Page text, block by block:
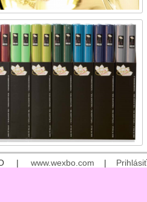
| www.wexbo.com | Prihlásiť